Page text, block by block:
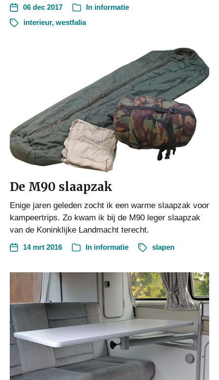
06 dec 2017 In informatie
interieur, westfalia
De M90 slaapzak
Enige jaren geleden zocht ik een warme slaapzak voor
kampeertrips. Zo kwam ik bij de M90 leger slaapzak
van de Koninklijke Landmacht terecht.
14 mrt 2016 In informatie slapen